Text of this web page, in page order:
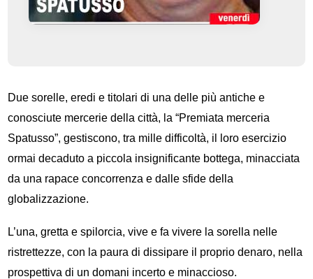
Due sorelle, eredi e titolari di una delle più antiche e
conosciute mercerie della città, la “Premiata merceria
Spatusso”, gestiscono, tra mille difficoltà, il loro esercizio
ormai decaduto a piccola insignificante bottega, minacciata
da una rapace concorrenza e dalle sfide della
globalizzazione.
L’una, gretta e spilorcia, vive e fa vivere la sorella nelle
ristrettezze, con la paura di dissipare il proprio denaro, nella
prospettiva di un domani incerto e minaccioso.